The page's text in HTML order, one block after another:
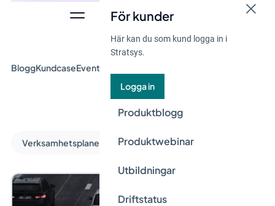
För kunder
Här kan du som kund logga in i
Stratsys.
Logga in
Produktblogg
Produktwebinar
Utbildningar
Driftstatus
BloggKundcaseEvent & Webinar
Verksamhetsplanering